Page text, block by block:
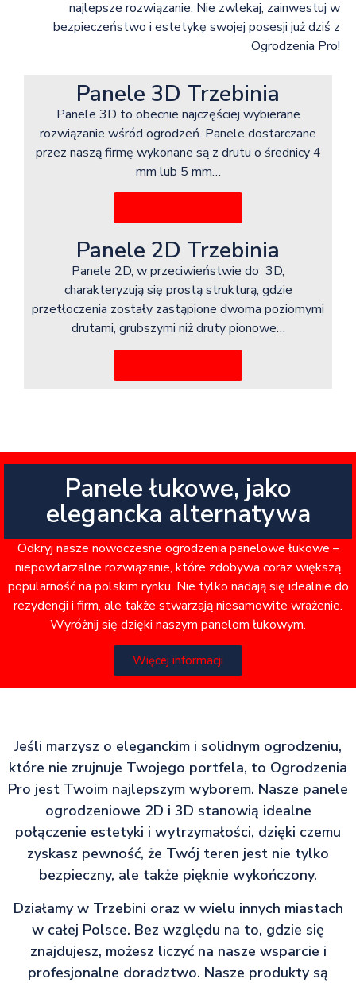
najlepsze rozwiązanie. Nie zwlekaj, zainwestuj w
bezpieczeństwo i estetykę swojej posesji już dziś z
Ogrodzenia Pro!
Panele 3D Trzebinia
Panele 3D to obecnie najczęściej wybierane
rozwiązanie wśród ogrodzeń. Panele dostarczane
przez naszą firmę wykonane są z drutu o średnicy 4
mm lub 5 mm…
Panele 2D Trzebinia
Panele 2D, w przeciwieństwie do 3D,
charakteryzują się prostą strukturą, gdzie
przetłoczenia zostały zastąpione dwoma poziomymi
drutami, grubszymi niż druty pionowe…
Panele łukowe, jako
elegancka alternatywa
Odkryj nasze nowoczesne ogrodzenia panelowe łukowe –
niepowtarzalne rozwiązanie, które zdobywa coraz większą
popularność na polskim rynku. Nie tylko nadają się idealnie do
rezydencji i firm, ale także stwarzają niesamowite wrażenie.
Wyróżnij się dzięki naszym panelom łukowym.
Więcej informacji
Jeśli marzysz o eleganckim i solidnym ogrodzeniu,
które nie zrujnuje Twojego portfela, to Ogrodzenia
Pro jest Twoim najlepszym wyborem. Nasze panele
ogrodzeniowe 2D i 3D stanowią idealne
połączenie estetyki i wytrzymałości, dzięki czemu
zyskasz pewność, że Twój teren jest nie tylko
bezpieczny, ale także pięknie wykończony.
Działamy w Trzebini oraz w wielu innych miastach
w całej Polsce. Bez względu na to, gdzie się
znajdujesz, możesz liczyć na nasze wsparcie i
profesjonalne doradztwo. Nasze produkty są